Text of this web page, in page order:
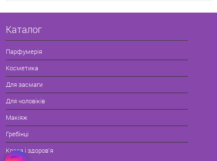
Каталог
Парфумерія
Косметика
Для засмаги
Для чоловіків
Макіяж
Гребінці
Краса і здоров'я